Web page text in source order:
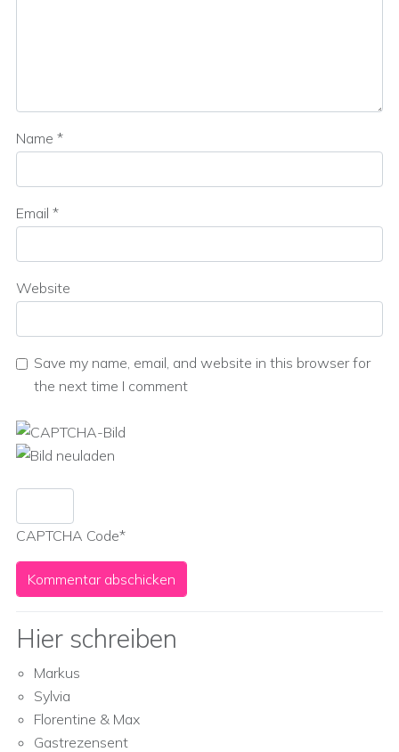
Name *
Email *
Website
Save my name, email, and website in this browser for
the next time I comment
CAPTCHA Code*
Hier schreiben
Markus
Sylvia
Florentine & Max
Gastrezensent